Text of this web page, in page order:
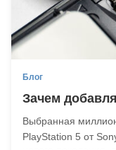
Блог
Зачем
Выбранная
PlayStation 5 от